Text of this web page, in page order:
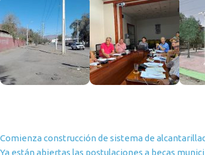
Navegación de
Comienza construcción de sistema de
Ya están abiertas las postulaciones a becas